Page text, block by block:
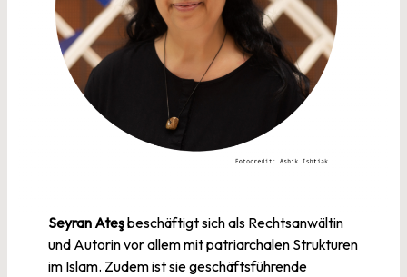
Seyran Ateşbeschäftigt sich als Rechtsanwältin
und Autorin vor allem mit patriarchalen Strukturen
im Islam. Zudem ist sie geschäftsführende